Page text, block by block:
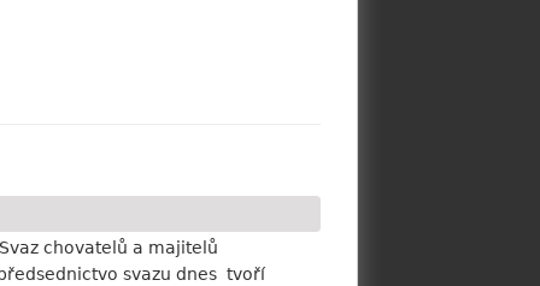
chovatelů a majitelů
svazu dnes tvoří